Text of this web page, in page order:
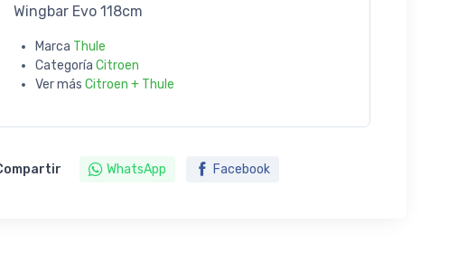
Wingbar Evo 118cm
Marca Thule
Categoría Citroen
Ver más Citroen + Thule
WhatsApp Facebook